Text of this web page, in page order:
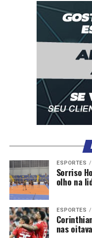
ESPORTES
Sorriso
olho na
ESPORTES
nas